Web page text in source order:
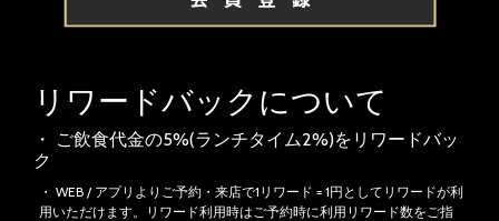
リワードバックについて
・ ご飲食代金の5%(ランチタイム2%)をリワードバッ
ク
・ WEB / アプリよりご予約・来店で1リワード = 1円としてリワードが利
用いただけます。リワード利用時はご予約時に利用リワード数をご指